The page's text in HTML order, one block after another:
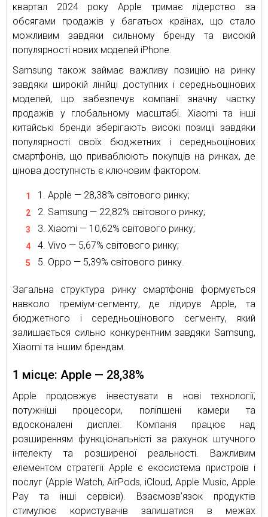
квартал 2024 року Apple тримає лідерство за
обсягами продажів у багатьох країнах, що стало
можливим завдяки сильному бренду та високій
популярності нових моделей iPhone.
Samsung також займає важливу позицію на ринку
завдяки широкій лінійці доступних і середньоцінових
моделей, що забезпечує компанії значну частку
продажів у глобальному масштабі. Xiaomi та інші
китайські бренди зберігають високі позиції завдяки
популярності своїх бюджетних і середньоцінових
смартфонів, що приваблюють покупців на ринках, де
цінова доступність є ключовим фактором.
Apple — 28,38% світового ринку;
Samsung — 22,82% світового ринку;
Xiaomi — 10,62% світового ринку;
Vivo — 5,67% світового ринку;
Oppo — 5,39% світового ринку.
Загальна структура ринку смартфонів формується
навколо преміум-сегменту, де лідирує Apple, та
бюджетного і середньоцінового сегменту, який
залишається сильно конкурентним завдяки Samsung,
Xiaomi та іншим брендам.
1 місце: Apple — 28,38%
Apple продовжує інвестувати в нові технології,
потужніші процесори, поліпшені камери та
вдосконалені дисплеї. Компанія працює над
розширенням функціональністі за рахунок штучного
інтелекту та розширеної реальності. Важливим
елементом стратегії Apple є екосистема пристроїв і
послуг (Apple Watch, AirPods, iCloud, Apple Music, Apple
Pay та інші сервіси). Взаємозв’язок продуктів
стимулює користувачів залишатися в межах